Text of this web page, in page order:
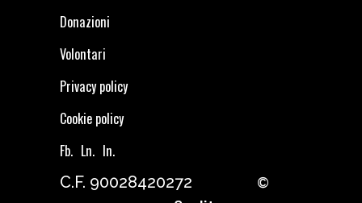
Donazioni
Volontari
Privacy policy
Cookie policy
Fb. Ln. In.
C.F. 90028420272
©